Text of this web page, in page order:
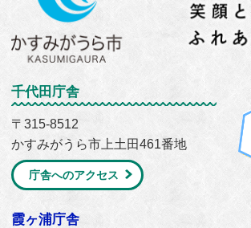
千代田庁舎
〒315-8512
かすみがうら市上土田461番地
庁舎へのアクセス
霞ヶ浦庁舎